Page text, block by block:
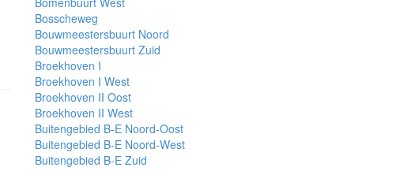
Bosscheweg
Bouwmeestersbuurt Noord
Bouwmeestersbuurt Zuid
Broekhoven I
Broekhoven I West
Broekhoven II Oost
Broekhoven II West
Buitengebied B-E Noord-Oost
Buitengebied B-E Noord-West
Buitengebied B-E Zuid